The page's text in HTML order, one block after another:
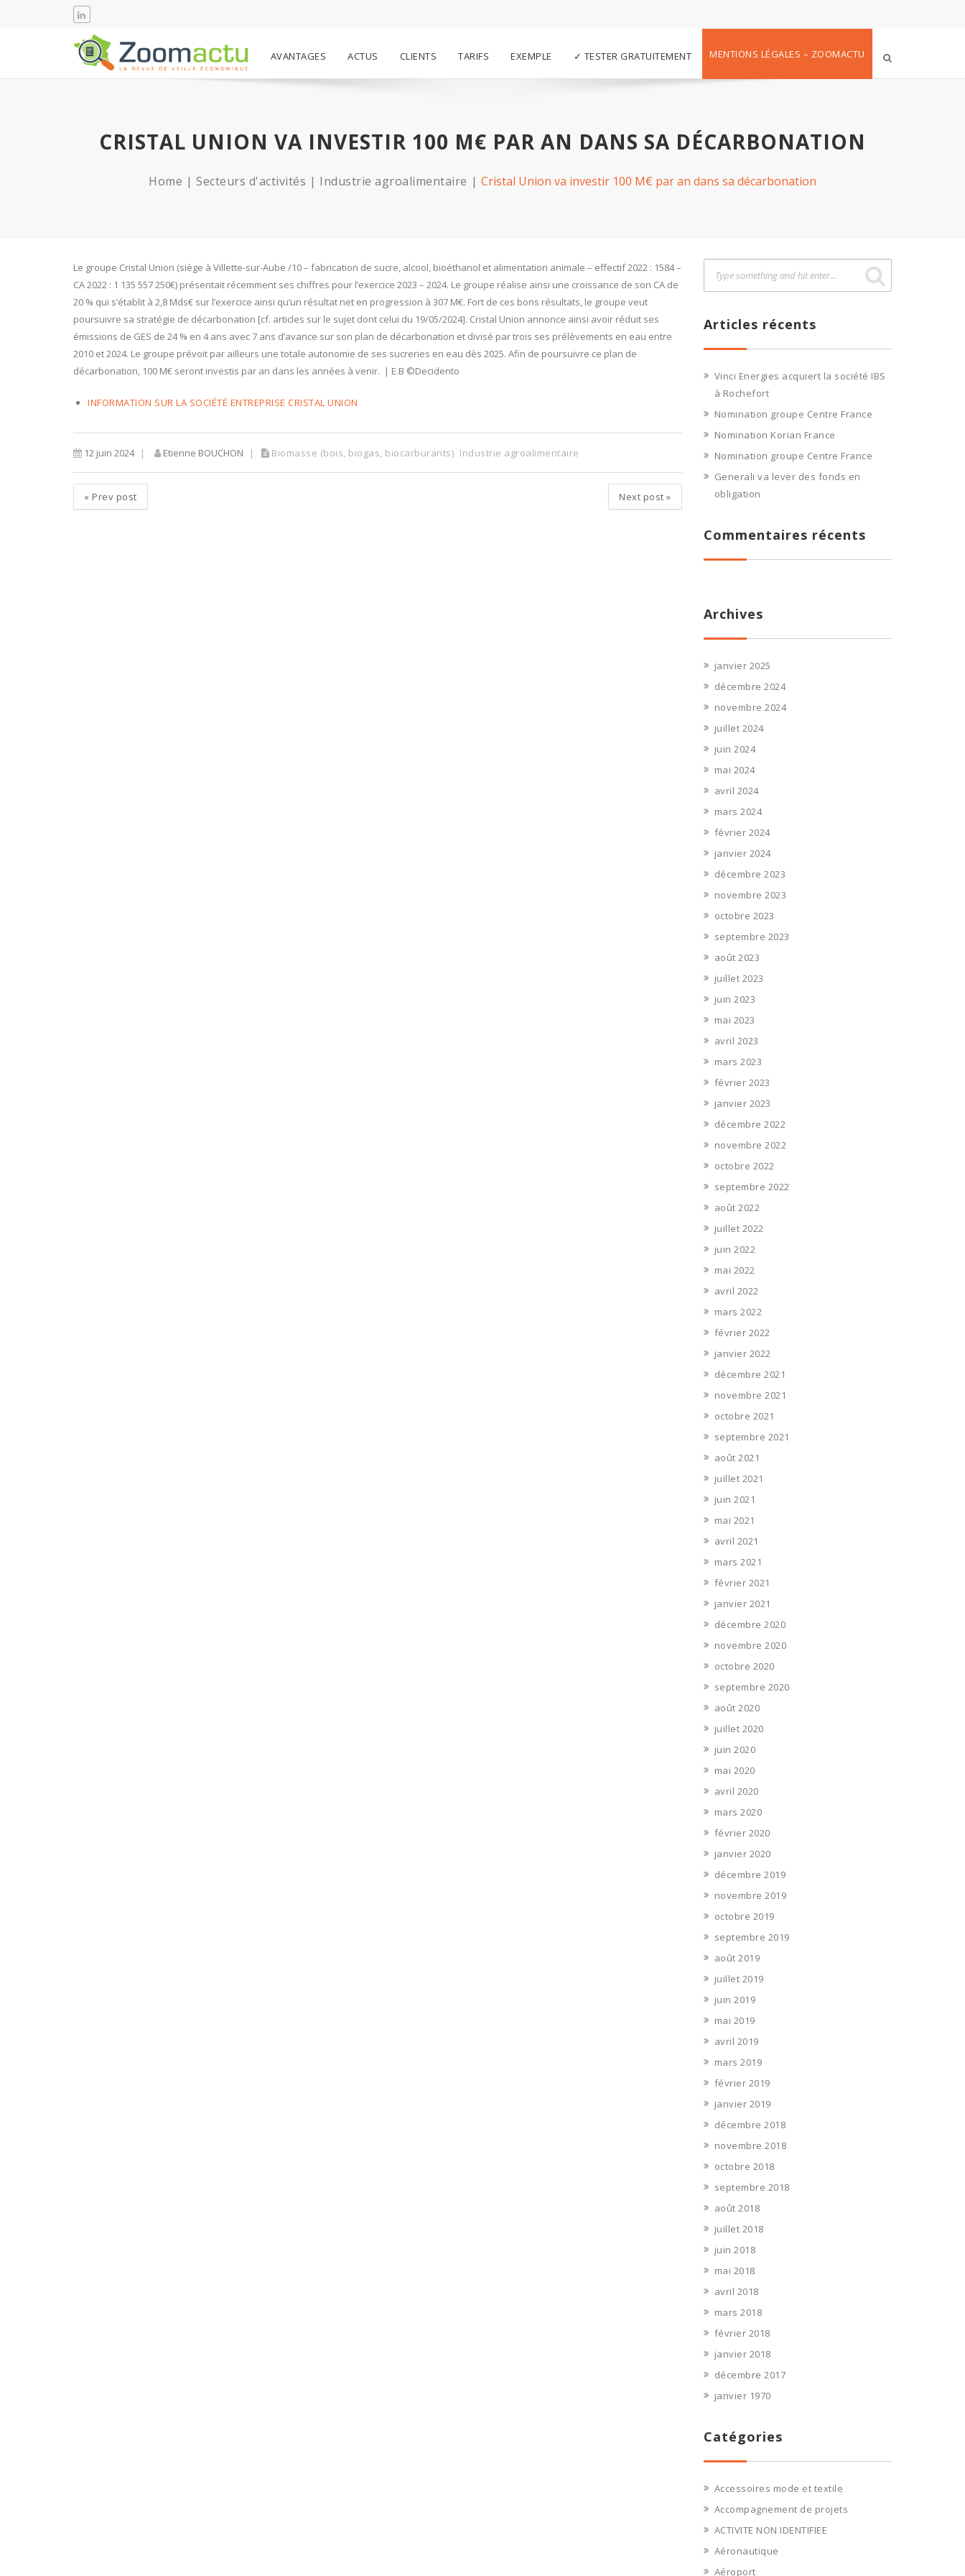
AVANTAGES ACTUS CLIENTS TARIFS EXEMPLE ✓ TESTER GRATUITEMENT MENTIONS LÉGALES – ZOOMACTU
CRISTAL UNION VA INVESTIR 100 M€ PAR AN DANS SA DÉCARBONATION
Home Secteurs d'activités Industrie agroalimentaire Cristal Union va investir 100 M€ par an dans sa décarbonation
Le groupe Cristal Union (siège à Villette-sur-Aube /10 – fabrication de sucre, alcool, bioéthanol et alimentation animale – effectif 2022 : 1584 –
CA 2022 : 1 135 557 250€) présentait récemment ses chiffres pour l’exercice 2023 – 2024. Le groupe réalise ainsi une croissance de son CA de
20 % qui s’établit à 2,8 Mds€ sur l’exercice ainsi qu’un résultat net en progression à 307 M€. Fort de ces bons résultats, le groupe veut
poursuivre sa stratégie de décarbonation [cf. articles sur le sujet dont celui du 19/05/2024]. Cristal Union annonce ainsi avoir réduit ses
émissions de GES de 24 % en 4 ans avec 7 ans d’avance sur son plan de décarbonation et divisé par trois ses prélèvements en eau entre
2010 et 2024. Le groupe prévoit par ailleurs une totale autonomie de ses sucreries en eau dès 2025. Afin de poursuivre ce plan de
décarbonation, 100 M€ seront investis par an dans les années à venir. | E.B ©Decidento
INFORMATION SUR LA SOCIÉTÉ ENTREPRISE CRISTAL UNION
12 juin 2024 Etienne BOUCHON Biomasse (bois, biogas, biocarburants) Industrie agroalimentaire
« Prev post Next post »
Articles récents
Vinci Energies acquiert la société IBS
à Rochefort
Nomination groupe Centre France
Nomination Korian France
Nomination groupe Centre France
Generali va lever des fonds en
obligation
Commentaires récents
Archives
janvier 2025
décembre 2024
novembre 2024
juillet 2024
juin 2024
mai 2024
avril 2024
mars 2024
février 2024
janvier 2024
décembre 2023
novembre 2023
octobre 2023
septembre 2023
août 2023
juillet 2023
juin 2023
mai 2023
avril 2023
mars 2023
février 2023
janvier 2023
décembre 2022
novembre 2022
octobre 2022
septembre 2022
août 2022
juillet 2022
juin 2022
mai 2022
avril 2022
mars 2022
février 2022
janvier 2022
décembre 2021
novembre 2021
octobre 2021
septembre 2021
août 2021
juillet 2021
juin 2021
mai 2021
avril 2021
mars 2021
février 2021
janvier 2021
décembre 2020
novembre 2020
octobre 2020
septembre 2020
août 2020
juillet 2020
juin 2020
mai 2020
avril 2020
mars 2020
février 2020
janvier 2020
décembre 2019
novembre 2019
octobre 2019
septembre 2019
août 2019
juillet 2019
juin 2019
mai 2019
avril 2019
mars 2019
février 2019
janvier 2019
décembre 2018
novembre 2018
octobre 2018
septembre 2018
août 2018
juillet 2018
juin 2018
mai 2018
avril 2018
mars 2018
février 2018
janvier 2018
décembre 2017
janvier 1970
Catégories
Accessoires mode et textile
Accompagnement de projets
ACTIVITE NON IDENTIFIEE
Aéronautique
Aéroport